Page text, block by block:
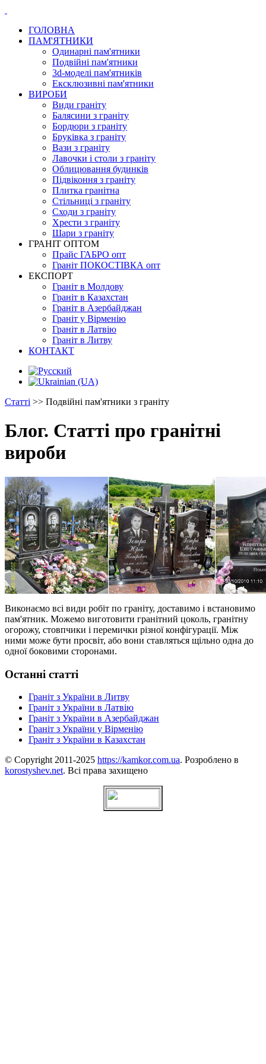
ГОЛОВНА
ПАМ'ЯТНИКИ
Одинарні пам'ятники
Подвійні пам'ятники
3d-моделі пам'ятників
Ексклюзивні пам'ятники
ВИРОБИ
Види граніту
Балясини з граніту
Бордюри з граніту
Бруківка з граніту
Вази з граніту
Лавочки і столи з граніту
Облицювання будинків
Підвіконня з граніту
Плитка гранітна
Стільниці з граніту
Сходи з граніту
Хрести з граніту
Шари з граніту
ГРАНІТ ОПТОМ
Прайс ГАБРО опт
Граніт ПОКОСТІВКА опт
ЕКСПОРТ
Граніт в Молдову
Граніт в Казахстан
Граніт в Азербайджан
Граніт у Вірменію
Граніт в Латвію
Граніт в Литву
КОНТАКТ
Статті >> Подвійні пам'ятники з граніту
Блог. Статті про гранітні
вироби
Виконаємо всі види робіт по граніту, доставимо і встановимо
пам'ятник. Можемо виготовити гранітний цоколь, гранітну
огорожу, стовпчики і перемички різної конфігурації. Між
ними може бути просвіт, або вони ставляться щільно одна до
одної боковими сторонами.
Останні статті
Граніт з України в Литву
Граніт з України в Латвію
Граніт з України в Азербайджан
Граніт з України у Вірменію
Граніт з України в Казахстан
© Copyright 2011-2025 https://kamkor.com.ua. Розроблено в
korostyshev.net. Всі права захищено